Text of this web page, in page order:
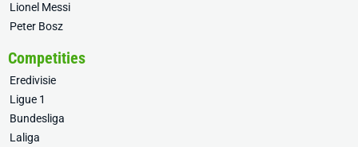
Lionel Messi
Peter Bosz
Competities
Eredivisie
Ligue 1
Bundesliga
Laliga